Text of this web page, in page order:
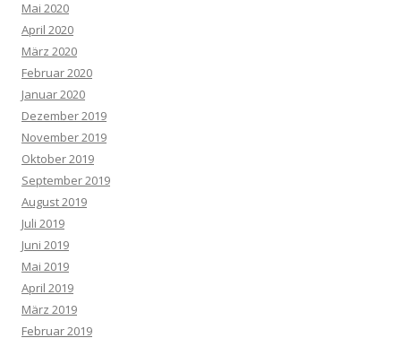
Mai 2020
April 2020
März 2020
Februar 2020
Januar 2020
Dezember 2019
November 2019
Oktober 2019
September 2019
August 2019
Juli 2019
Juni 2019
Mai 2019
April 2019
März 2019
Februar 2019